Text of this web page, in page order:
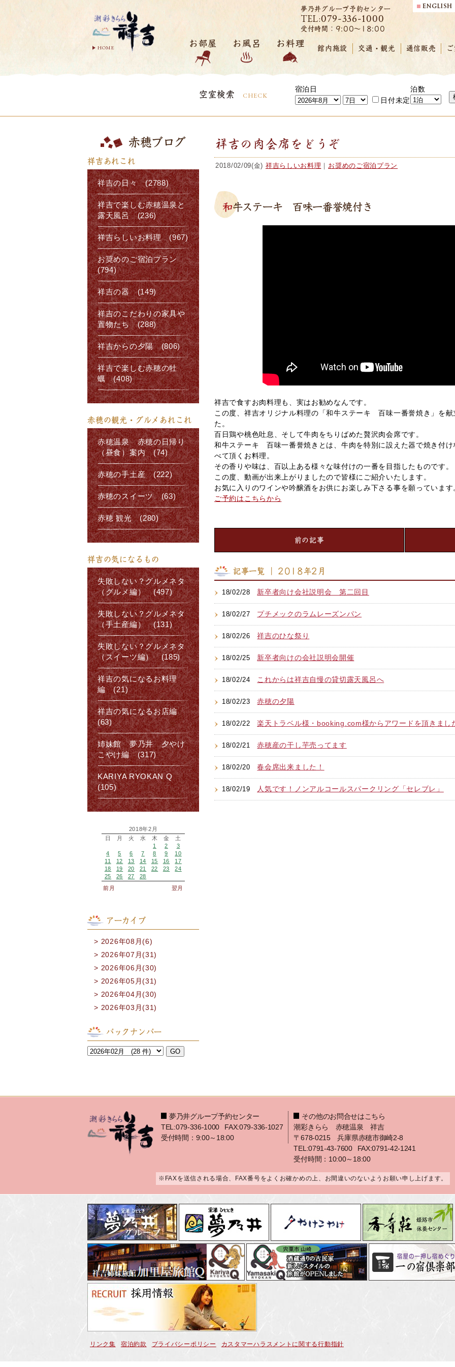
HOME
夢乃井グループ予約センター
TEL:079-336-1000
受付時間：9:00～18:00
お部屋 お風呂 お料理
館内施設 交通・観光 通信販売
空室検索 CHECK
宿泊日
日付未定
泊数
祥吉の肉会席をどうぞ
2018/02/09(金) 祥吉らしいお料理 ｜ お奨めのご宿泊プラン
和牛ステーキ 百味一番誉焼付き
祥吉で食すお肉料理も、実はお勧めなんです。
この度、祥吉オリジナル料理の「和牛ステーキ 百味一番誉焼き」を
た。
百日鶏や桃色吐息、そして牛肉をちりばめた贅沢肉会席です。
和牛ステーキ 百味一番誉焼きとは、牛肉を特別に設えた器で焼き付
べて頂くお料理。
その香りや味は、百以上ある様々な味付けの一番を目指したものです。
この度、動画が出来上がりましたので皆様にご紹介いたします。
お気に入りのワインや吟醸酒をお供にお楽しみ下さる事を願っています
ご予約はこちらから
前の記事
記事一覧 ｜ 2018年2月
18/02/28 新卒者向け会社説明会 第二回目
18/02/27 プチメックのラムレーズンパン
18/02/26祥吉のひな祭り
18/02/25 新卒者向けの会社説明会開催
18/02/24 これからは祥吉自慢の貸切露天風呂へ
18/02/23赤穂の夕陽
18/02/22楽天トラベル様・booking.com様からアワードを頂きまし
18/02/21赤穂産の干し芋売ってます
18/02/20春会席出来ました！
18/02/19 人気です！ノンアルコールスパークリング「セレブレ」
赤穂ブログ
祥吉あれこれ
祥吉の日々 (2788)
祥吉で楽しむ赤穂温泉と
露天風呂 (236)
祥吉らしいお料理 (967)
お奨めのご宿泊プラン
(794)
祥吉の器 (149)
祥吉のこだわりの家具や
置物たち (288)
祥吉からの夕陽 (806)
祥吉で楽しむ赤穂の牡
蠣 (408)
赤穂の観光・グルメあれこれ
赤穂温泉 赤穂の日帰り
（昼食）案内 (74)
赤穂の手土産 (222)
赤穂のスイーツ (63)
赤穂 観光 (280)
祥吉の気になるもの
失敗しない？グルメネタ
（グルメ編） (497)
失敗しない？グルメネタ
（手土産編） (131)
失敗しない？グルメネタ
（スイーツ編） (185)
祥吉の気になるお料理
編 (21)
祥吉の気になるお店編
(63)
姉妹館 夢乃井 夕やけ
こやけ編 (317)
KARIYA RYOKAN Q
(105)
2018年2月
日
月 火 水 木 金
土
1
2
3
4
5 6 7 8 9
10
11
12 13 14 15 16
17
18
19 20 21 22 23
24
25
26 27
28
前月
翌月
アーカイブ
2026年08月(6)
2026年07月(31)
2026年06月(30)
2026年05月(31)
2026年04月(30)
2026年03月(31)
バックナンバー
夢乃井グループ予約センター
TEL:079-336-1000
FAX:079-336-1027
受付時間：9:00～18:00
その他のお問合せはこちら
潮彩きらら 赤穂温泉 祥吉
〒678-0215 兵庫県赤穂市御崎2-8
TEL:0791-43-7600
FAX:0791-42-1241
受付時間：10:00～18:00
※FAXを送信される場合、FAX番号をよくお確かめの上、お間違いのないようお願い申し上げます。
リンク集 宿泊約款 プライバシーポリシー カスタマーハラスメントに関する行動指針